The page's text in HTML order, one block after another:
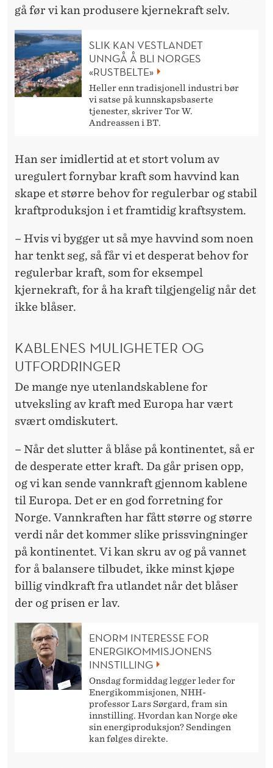
gå før vi kan produsere kjernekraft selv.
SLIK KAN VESTLANDET
UNNGÅ Å BLI NORGES
«RUSTBELTE»
Heller enn tradisjonell industri bør
vi satse på kunnskapsbaserte
tjenester, skriver Tor W.
Andreassen i BT.
Han ser imidlertid at et stort volum av
uregulert fornybar kraft som havvind kan
skape et større behov for regulerbar og stabil
kraftproduksjon i et framtidig kraftsystem.
– Hvis vi bygger ut så mye havvind som noen
har tenkt seg, så får vi et desperat behov for
regulerbar kraft, som for eksempel
kjernekraft, for å ha kraft tilgjengelig når det
ikke blåser.
KABLENES MULIGHETER OG
UTFORDRINGER
De mange nye utenlandskablene for
utveksling av kraft med Europa har vært
svært omdiskutert.
– Når det slutter å blåse på kontinentet, så er
de desperate etter kraft. Da går prisen opp,
og vi kan sende vannkraft gjennom kablene
til Europa. Det er en god forretning for
Norge. Vannkraften har fått større og større
verdi når det kommer slike prissvingninger
på kontinentet. Vi kan skru av og på vannet
for å balansere tilbudet, ikke minst kjøpe
billig vindkraft fra utlandet når det blåser
der og prisen er lav.
ENORM INTERESSE FOR
ENERGIKOMMISJONENS
INNSTILLING
Onsdag formiddag legger leder for
Energikommisjonen, NHH-
professor Lars Sørgard, fram sin
innstilling. Hvordan kan Norge øke
sin energiproduksjon? Sendingen
kan følges direkte.